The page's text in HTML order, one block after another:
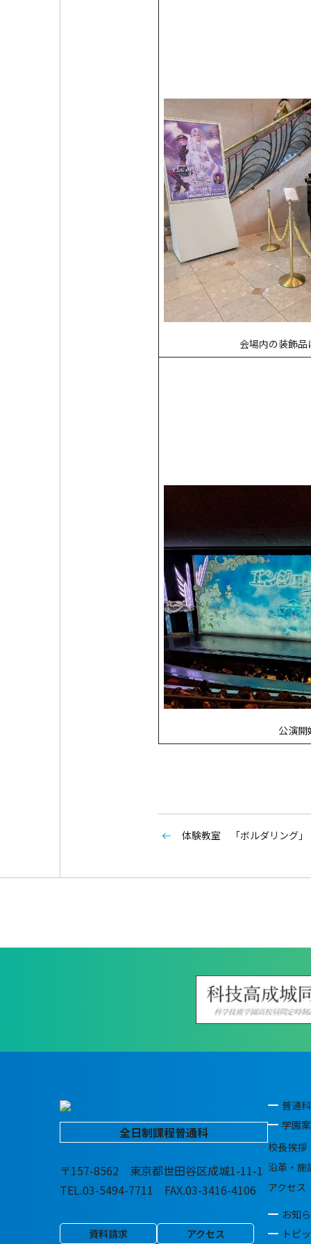
会場内の装飾
公演開
体験教室 「ボルダリング」
全日制課程普通科
〒157-8562 東京都世田谷区成城1-11-1
TEL.03-5494-7711 FAX.03-3416-4106
資料請求 アクセス
普通
学園
校長挨拶
沿革・施
アクセス
お知
トピ